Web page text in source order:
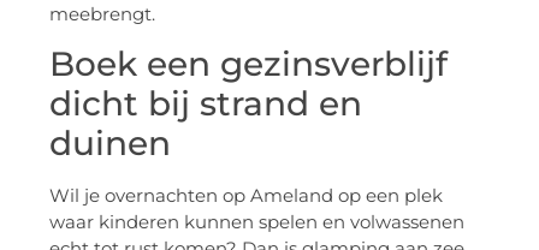
meebrengt.
Boek een gezinsverblijf
dicht bij strand en
duinen
Wil je overnachten op Ameland op een plek
waar kinderen kunnen spelen en volwassenen